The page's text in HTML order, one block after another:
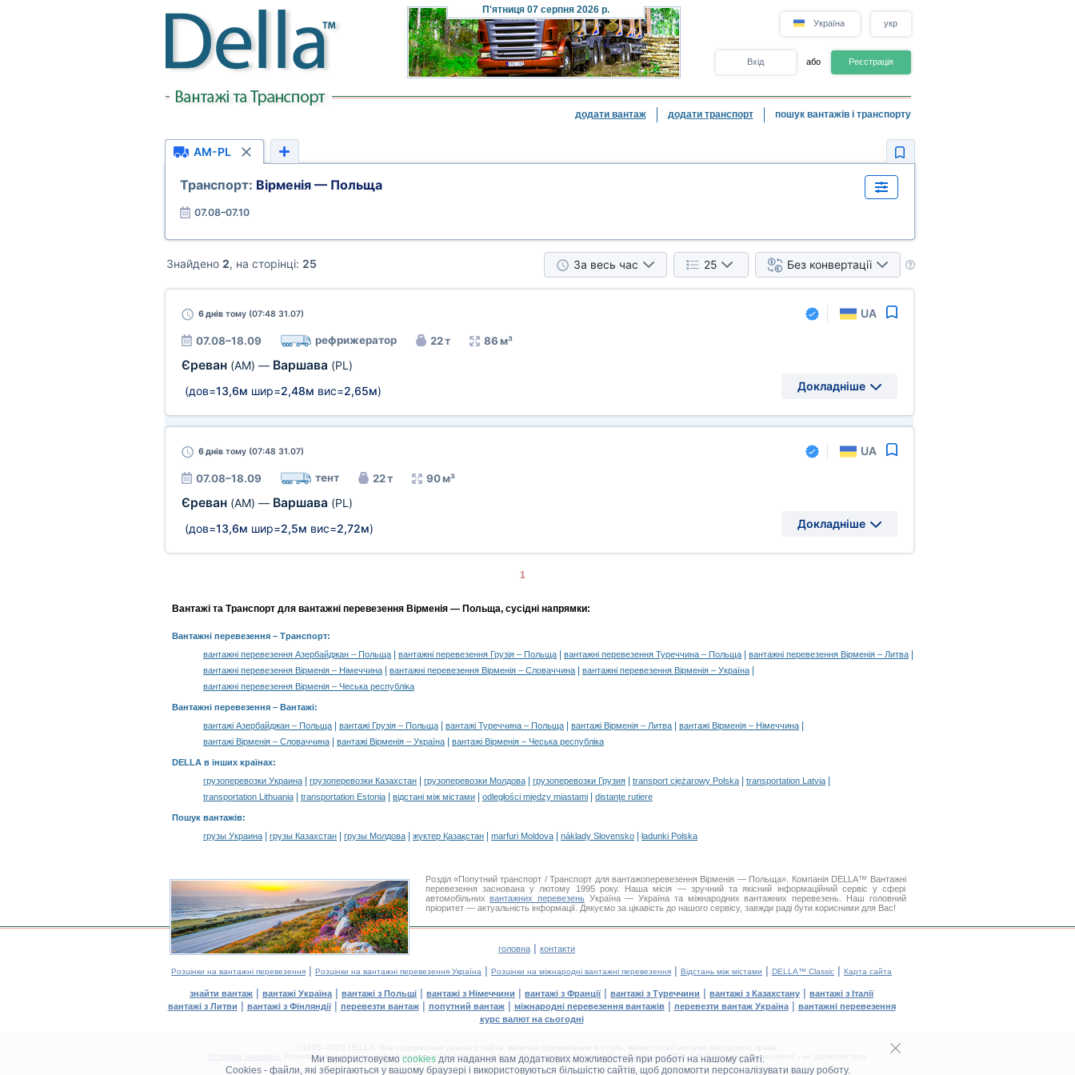
П'ятниця07 серпня 2026 р.
Україна укр
Вхід або Реєстрація
додати вантаж додати транспорт пошук вантажів і транспорту
Ми використовуємо cookiesдля надання вам додаткових можливостей при роботі на нашому сайті.
Cookies - файли, які зберігаються у вашому браузері і використовуються більшістю сайтів, щоб допомогти персоналізувати вашу роботу.
AM-PL
Транспорт: Вірменія — Польща
07.08–07.10
Знайдено 2, на сторінці: 25 За весь час 25 Без конвертації
6 днівтому (07:48 31.07) UA
07.08–18.09 рефрижератор 22 т 86 м³
Єреван (AM) — Варшава (PL)
(дов=13,6м шир=2,48м вис=2,65м) Докладніше
6 днівтому (07:48 31.07) UA
07.08–18.09 тент 22 т 90 м³
Єреван (AM) — Варшава (PL)
(дов=13,6м шир=2,5м вис=2,72м) Докладніше
1
Вантажі та Транспорт для вантажні перевезення Вірменія — Польща, сусідні напрямки:
Вантажні перевезення – Транспорт:
вантажні перевезення Азербайджан – Польща
вантажні перевезення Грузія – Польща вантажні перевезення Туреччина – Польща вантажні перевезення Вірменія – Литва
вантажні перевезення Вірменія – Німеччина вантажні перевезення Вірменія – Словаччина вантажні перевезення Вірменія – Україна
вантажні перевезення Вірменія – Чеська республіка
Вантажні перевезення – Вантажі:
вантажі Азербайджан – Польща
вантажі Грузія – Польща вантажі Туреччина – Польща вантажі Вірменія – Литва вантажі Вірменія – Німеччина
вантажі Вірменія – Словаччина вантажі Вірменія – Україна вантажі Вірменія – Чеська республіка
DELLA в інших країнах:
грузоперевозки Украина
грузоперевозки Казахстан грузоперевозки Молдова грузоперевозки Грузия transport ciężarowy Polska transportation Latvia
transportation Lithuania transportation Estonia відстані між містами odległości między miastami distanţe rutiere
Пошук вантажів:
грузы Украина
грузы Казахстан грузы Молдова жүктер Қазақстан marfuri Moldova náklady Slovensko ładunki Polska
Розділ «Попутний транспорт / Транспорт для вантажоперевезення Вірменія — Польща». Компанія DELLA™ Вантажні
перевезення заснована у лютому 1995 року. Наша місія — зручний та якісний інформаційний сервіс у сфері
автомобільнихвантажних перевезеньУкраїна — Україна та міжнародних вантажних перевезень. Наш головний
пріоритет — актуальність інформації. Дякуємо за цікавість до нашого сервісу, завжди раді бути корисними для Вас!
головна | контакти
Розцінки на вантажні перевезення | Розцінки на вантажні перевезення Україна | Розцінки на міжнародні вантажні перевезення | Відстань між містами | DELLA™ Classic | Карта сайта
знайти вантаж | вантажі Україна | вантажі з Польщі | вантажі з Німеччини | вантажі з Франції| вантажі з Туреччини | вантажі з Казахстану | вантажі з Італії
вантажі з Литви | вантажі з Фінляндії| перевезти вантаж| попутний вантаж| міжнародні перевезення вантажів| перевезти вантаж Україна| вантажні перевезення
курс валют на сьогодні
©1995–2026 DELLA. Все содержание данного сайта, включая оформление и стиль, являются объектами авторского права.
Усі права захищені.
Копіювання та розміщення в інших засобах інформації та інтернет-сайтах без офіційного дозволу 'DELLA™ Вантажні перевезення' - не дозволяється.